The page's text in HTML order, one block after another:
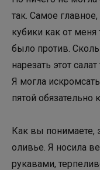
так. Самое
кубики как от
было против.
нарезать этот
Я могла
пятой обязательно
Как вы понимаете,
оливье. Я носила
рукавами,